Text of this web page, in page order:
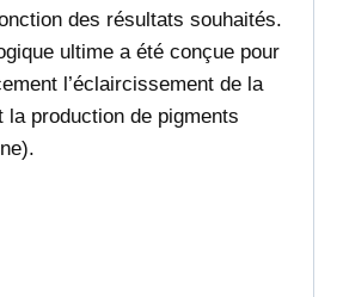
des résultats souhaités.
ultime a été conçue pour
l’éclaircissement de la
la production de pigments